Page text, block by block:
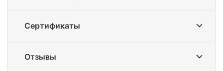
Сертификаты
Отзывы